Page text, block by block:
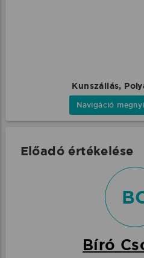
Kunszállás,
Navigáció
Előadó értékelése
Bíró